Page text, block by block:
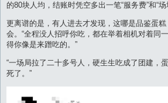
的80块人均，结账时凭空多出一笔“服务费”和“场
更离谱的是，有人进去才发现，这哪是品鉴蛋
会。“全程没人招呼你吃，都在举着相机对着同
得你像是来蹭吃的。”
“一场局拉了二十多号人，硬生生吃成了团建，
死了。”